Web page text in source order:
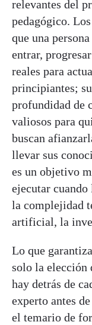
relevantes del
pedagógico.
que una
entrar,
reales para
principiantes;
profundidad de
valiosos para
buscan
llevar sus
es un objetivo
ejecutar cuando
la complejidad
artificial, la
Lo que
solo la elección
hay detrás de
experto antes
el temario de